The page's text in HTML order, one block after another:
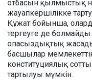
отбасын қылмыстық
жауапкершілікке
Құжат бойынша, оларды
тергеуге де
опасыздықтық
басшылар
конституциялық
тартылуы мүмкін.